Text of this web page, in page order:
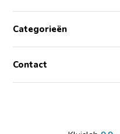
Categorieën
Contact